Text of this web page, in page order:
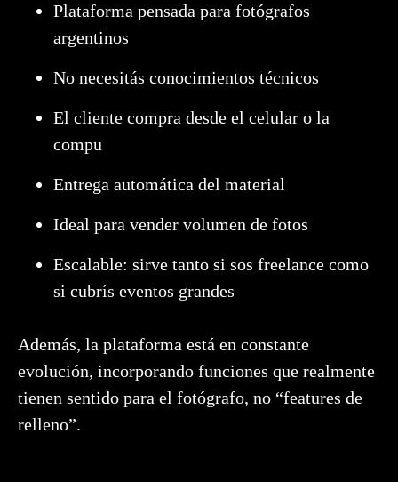
Plataforma pensada para fotógrafos
argentinos
No necesitás conocimientos técnicos
El cliente compra desde el celular o la
compu
Entrega automática del material
Ideal para vender volumen de fotos
Escalable: sirve tanto si sos freelance como
si cubrís eventos grandes
Además, la plataforma está en constante
evolución, incorporando funciones que realmente
tienen sentido para el fotógrafo, no “features de
relleno”.